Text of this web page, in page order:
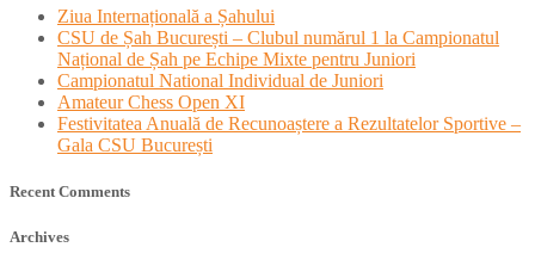
Ziua Internațională a Șahului
CSU de Șah București – Clubul numărul 1 la Campionatul
Național de Șah pe Echipe Mixte pentru Juniori
Campionatul National Individual de Juniori
Amateur Chess Open XI
Festivitatea Anuală de Recunoaștere a Rezultatelor Sportive –
Gala CSU București
Recent Comments
Archives